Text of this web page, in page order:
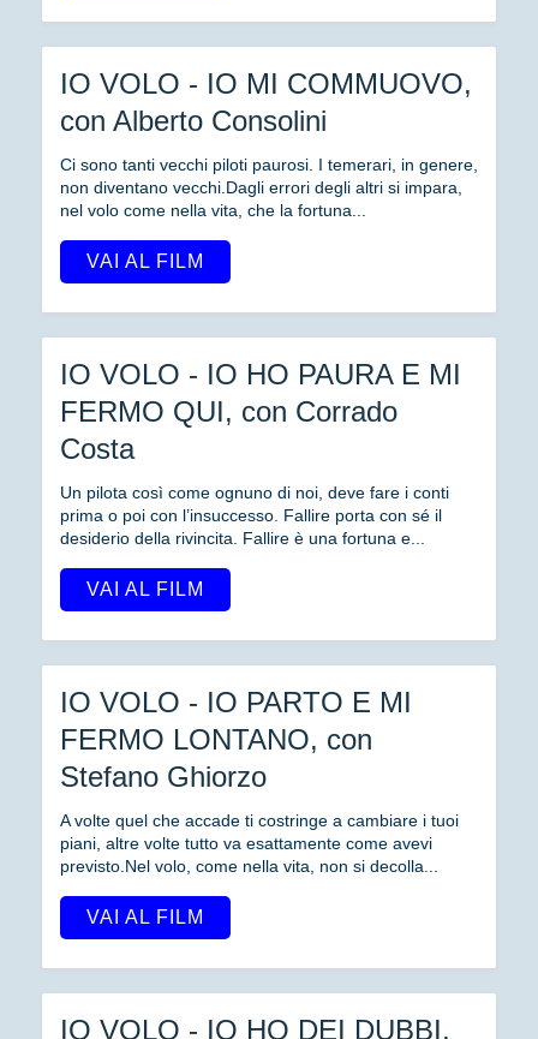
IO VOLO - IO MI COMMUOVO,
con Alberto Consolini
Ci sono tanti vecchi piloti paurosi. I temerari, in genere,
non diventano vecchi.Dagli errori degli altri si impara,
nel volo come nella vita, che la fortuna...
VAI AL FILM
IO VOLO - IO HO PAURA E MI
FERMO QUI, con Corrado
Costa
Un pilota così come ognuno di noi, deve fare i conti
prima o poi con l’insuccesso. Fallire porta con sé il
desiderio della rivincita. Fallire è una fortuna e...
VAI AL FILM
IO VOLO - IO PARTO E MI
FERMO LONTANO, con
Stefano Ghiorzo
A volte quel che accade ti costringe a cambiare i tuoi
piani, altre volte tutto va esattamente come avevi
previsto.Nel volo, come nella vita, non si decolla...
VAI AL FILM
IO VOLO - IO HO DEI DUBBI,